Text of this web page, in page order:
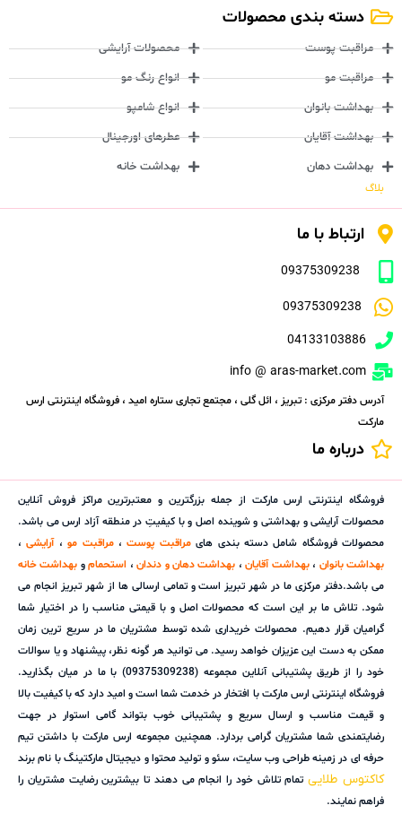
دسته بندی محصولات
مراقبت پوست
مراقبت مو
بهداشت بانوان
بهداشت آقایان
بهداشت دهان
محصولات آرایشی
انواع رنگ مو
انواع شامپو
عطرهای اورجینال
بهداشت خانه
بلاگ
ارتباط با ما
09375309238
09375309238
04133103886
info @ aras-market.com
آدرس دفتر مرکزی : تبریز ، ائل گلی ، مجتمع تجاری ستاره امید ، فروشگاه اینترنتی ارس
مارکت
درباره ما
فروشگاه اینترنتی ارس مارکت از جمله بزرگترین و معتبرترین مراکز فروش آنلاین
محصولات آرایشی و بهداشتی و شوینده اصل و با کیفیتِ در منطقه آزاد ارس می باشد.
محصولات فروشگاه شامل دسته بندی هایمراقبت پوست،مراقبت مو،آرایشی،
بهداشت بانوان ،بهداشت آقایان، بهداشت دهان و دندان، استحمامو بهداشت خانه
می باشد.دفتر مرکزی ما در شهر تبریز است و تمامی ارسالی ها از شهر تبریز انجام می
شود. تلاش ما بر این است که محصولات اصل و با قیمتی مناسب را در اختیار شما
گرامیان قرار دهیم. محصولات خریداری شده توسط مشتریان ما در سریع ترین زمان
ممکن به دست این عزیزان خواهد رسید. می توانید هر گونه نظر، پیشنهاد و یا سوالات
خود را از طریق پشتیبانی آنلاین مجموعه (09375309238) با ما در میان بگذارید.
فروشگاه اینترنتی ارس مارکت با افتخار در خدمت شما است و امید دارد که با کیفیت بالا
و قیمت مناسب و ارسال سریع و پشتیبانی خوب بتواند گامی استوار در جهت
رضایتمندی شما مشتریان گرامی بردارد. همچنین مجموعه ارس مارکت با داشتن تیم
حرفه ای در زمینه طراحی وب سایت، سئو و تولید محتوا و دیجیتال مارکتینگ با نام برند
کاکتوس طلاییتمام تلاش خود را انجام می دهند تا بیشترین رضایت مشتریان را
فراهم نمایند.